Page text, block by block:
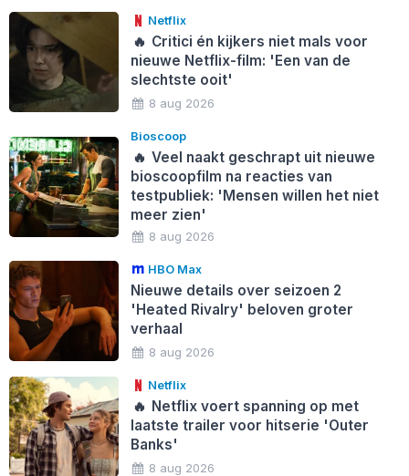
Netflix
🔥 Critici én kijkers niet mals voor
nieuwe Netflix-film: 'Een van de
slechtste ooit'
8 aug 2026
Bioscoop
🔥 Veel naakt geschrapt uit nieuwe
bioscoopfilm na reacties van
testpubliek: 'Mensen willen het niet
meer zien'
8 aug 2026
HBO Max
Nieuwe details over seizoen 2
'Heated Rivalry' beloven groter
verhaal
8 aug 2026
Netflix
🔥 Netflix voert spanning op met
laatste trailer voor hitserie 'Outer
Banks'
8 aug 2026